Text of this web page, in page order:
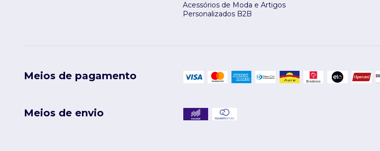
Acessórios de Moda e Artigos
Personalizados B2B
Meios de pagamento
Meios de envio